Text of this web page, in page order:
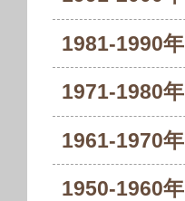
1981-1990年
1971-1980年
1961-1970年
1950-1960年